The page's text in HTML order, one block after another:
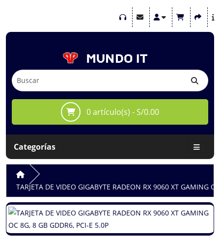
0 artículo(s) - S/0.00
Categorías
TARJETA DE VIDEO GIGABYTE RADEON RX 9060 XT GAMING